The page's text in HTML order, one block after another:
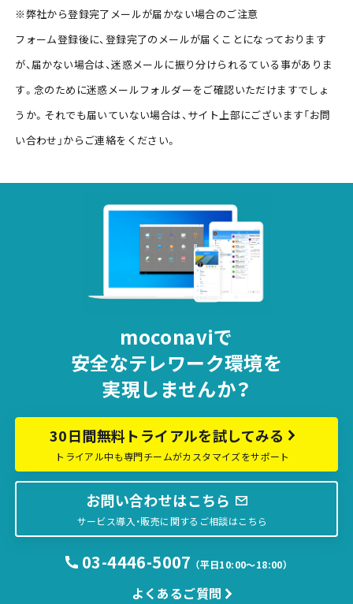
※弊社から登録完了メールが届かない場合のご注意
フォーム登録後に、登録完了のメールが届くことになっております
が、届かない場合は、迷惑メールに振り分けられるている事がありま
す。念のために迷惑メールフォルダーをご確認いただけますでしょ
うか。それでも届いていない場合は、サイト上部にございます「お問
い合わせ」からご連絡をください。
moconaviで
安全なテレワーク環境を
実現しませんか？
30日間無料トライアルを試してみる
トライアル中も専門チームがカスタマイズをサポート
お問い合わせはこちら
サービス導入・販売に関するご相談はこちら
03-4446-5007 （平日10:00〜18:00）
よくあるご質問